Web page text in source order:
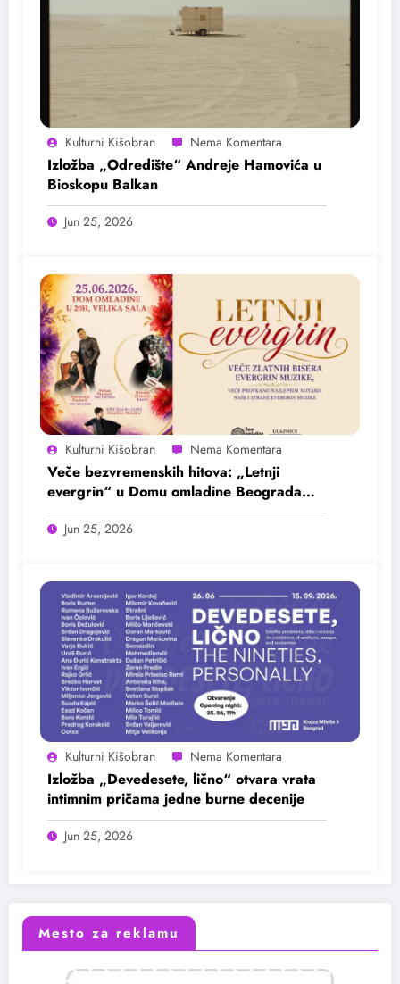
Kulturni Kišobran
Izložba „Odredište“ Andreje Hamovića u
Bioskopu Balkan
Jun 25, 2026
Kulturni Kišobran
Veče bezvremenskih hitova: „Letnji
evergrin“ u Domu omladine Beograda
25. juna
Jun 25, 2026
Kulturni Kišobran
Izložba „Devedesete, lično“ otvara vrata
intimnim pričama jedne burne decenije
Jun 25, 2026
Mesto za reklamu